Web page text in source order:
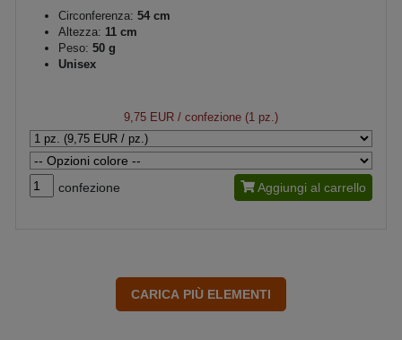
Circonferenza: 54 cm
Altezza: 11 cm
Peso: 50 g
Unisex
9,75 EUR / confezione (1 pz.)
confezione Aggiungi al carrello